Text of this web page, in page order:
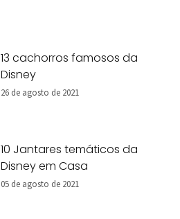
13 cachorros famosos da
Disney
26 de agosto de 2021
10 Jantares temáticos da
Disney em Casa
05 de agosto de 2021